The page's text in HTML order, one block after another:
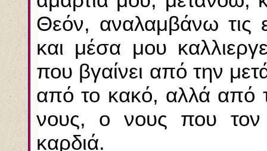
Θεόν, αναλαμβάνω τις
και μέσα μου
που βγαίνει από την
από το κακό, αλλά από
νους, ο νους που τον
καρδιά.